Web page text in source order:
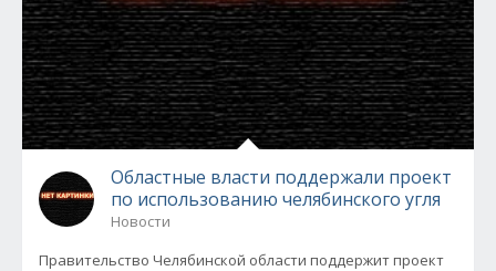
Областные власти поддержали проект
по использованию челябинского угля
Новости
Правительство Челябинской области поддержит проект